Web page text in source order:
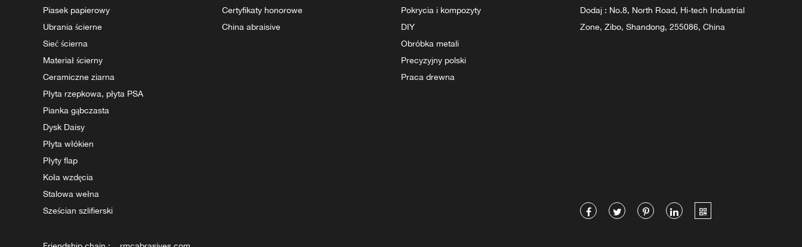
Piasek papierowy
Ubrania ścierne
Sieć ścierna
Materiał ścierny
Ceramiczne ziarna
Płyta rzepkowa, płyta PSA
Pianka gąbczasta
Dysk Daisy
Płyta włókien
Płyty flap
Koła wzdęcia
Stalowa wełna
Sześcian szlifierski
Certyfikaty honorowe
China abraisive
Pokrycia i kompozyty
DIY
Obróbka metali
Precyzyjny polski
Praca drewna
Dodaj : No.8, North Road, Hi-tech Industrial
Zone, Zibo, Shandong, 255086, China